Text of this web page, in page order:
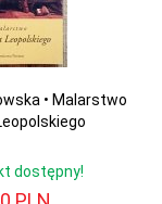
• Malarstwo
dostępny!